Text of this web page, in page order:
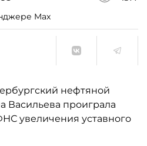
Max
нефтяной
Васильева проиграла
увеличения уставного